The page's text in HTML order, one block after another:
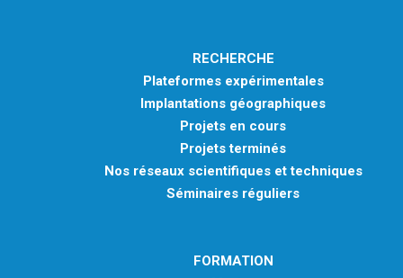
RECHERCHE
Plateformes expérimentales
Implantations géographiques
Projets en cours
Projets terminés
Nos réseaux scientifiques et techniques
Séminaires réguliers
FORMATION